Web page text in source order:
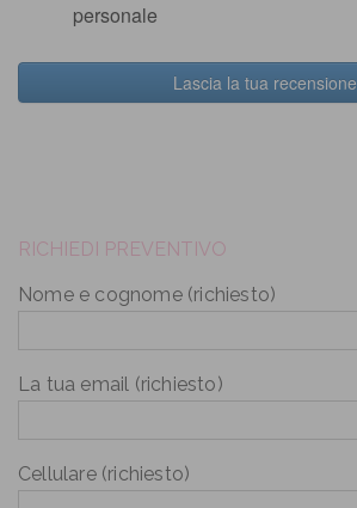
personale
Lascia la tua recensione
RICHIEDI PREVENTIVO
Nome e cognome (richiesto)
La tua email (richiesto)
Cellulare (richiesto)